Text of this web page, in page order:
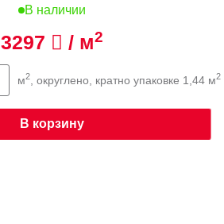
В наличии
3297 / м2
м2, округлено, кратно упаковке 1,44 м2
В корзину